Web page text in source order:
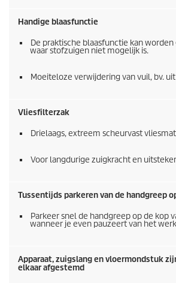
Handige blaasfunctie
De praktische blaasfunctie kan
waar stofzuigen niet mogelijk is.
Moeiteloze verwijdering van vuil, bv.
Vliesfilterzak
Drielaags, extreem scheurvast
Voor langdurige zuigkracht en
Tussentijds parkeren van de handgreep
Parkeer snel de handgreep op de kop
wanneer je even pauzeert van het
Apparaat, zuigslang en vloermondstuk
elkaar afgestemd